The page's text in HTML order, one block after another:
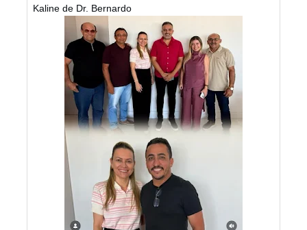
Kaline de Dr. Bernardo